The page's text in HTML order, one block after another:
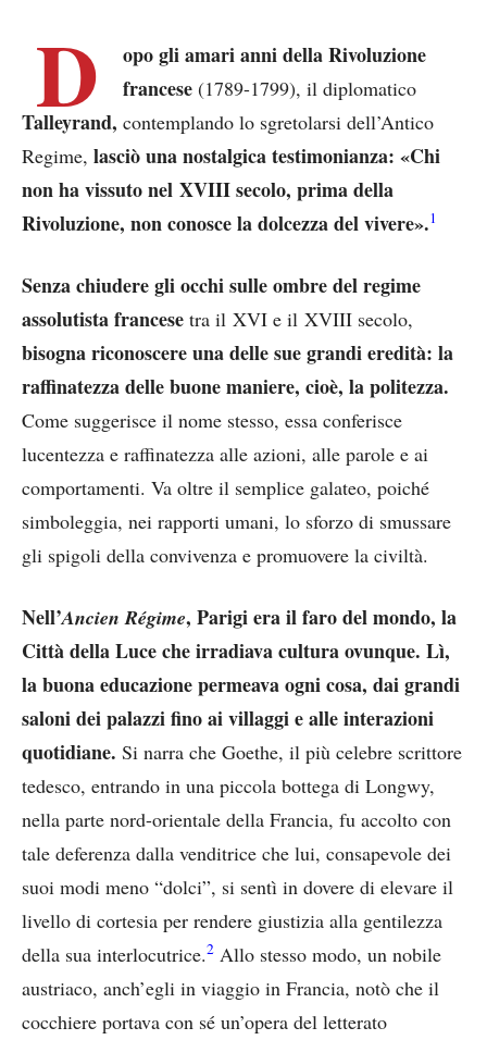
D
opo gli amari anni della Rivoluzione
francese (1789-1799), il diplomatico
Talleyrand, contemplando lo sgretolarsi dell’Antico
Regime, lasciò una nostalgica testimonianza: «Chi
non ha vissuto nel XVIII secolo, prima della
Rivoluzione, non conosce la dolcezza del vivere».1
Senza chiudere gli occhi sulle ombre del regime
assolutista francese tra il XVI e il XVIII secolo,
bisogna riconoscere una delle sue grandi eredità: la
raffinatezza delle buone maniere, cioè, la politezza.
Come suggerisce il nome stesso, essa conferisce
lucentezza e raffinatezza alle azioni, alle parole e ai
comportamenti. Va oltre il semplice galateo, poiché
simboleggia, nei rapporti umani, lo sforzo di smussare
gli spigoli della convivenza e promuovere la civiltà.
Nell’Ancien Régime, Parigi era il faro del mondo, la
Città della Luce che irradiava cultura ovunque. Lì,
la buona educazione permeava ogni cosa, dai grandi
saloni dei palazzi fino ai villaggi e alle interazioni
quotidiane. Si narra che Goethe, il più celebre scrittore
tedesco, entrando in una piccola bottega di Longwy,
nella parte nord-orientale della Francia, fu accolto con
tale deferenza dalla venditrice che lui, consapevole dei
suoi modi meno “dolci”, si sentì in dovere di elevare il
livello di cortesia per rendere giustizia alla gentilezza
della sua interlocutrice.2 Allo stesso modo, un nobile
austriaco, anch’egli in viaggio in Francia, notò che il
cocchiere portava con sé un’opera del letterato